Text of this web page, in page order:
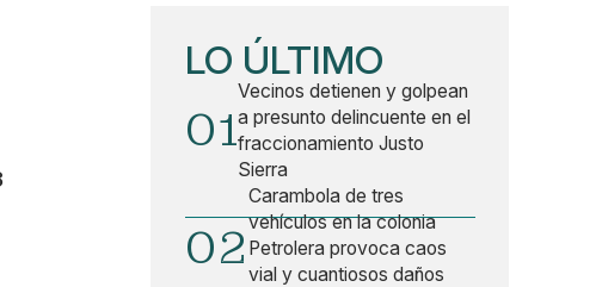
LO ÚLTIMO
01
Vecinos detienen y golpean
a presunto delincuente en el
fraccionamiento Justo
Sierra
02
Carambola de tres
vehículos en la colonia
Petrolera provoca caos
vial y cuantiosos daños